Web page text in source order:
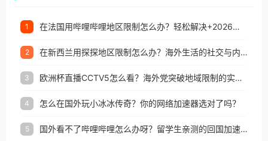
1 在法国用哔哩哔哩地区限制怎么办？轻松解决+2026世界杯看球攻略
2 在新西兰用探探地区限制怎么办？海外生活的社交与内容之困
3 欧洲杯直播CCTV5怎么看？海外党突破地域限制的实用指南
4 怎么在国外玩小冰冰传奇？你的网络加速器选对了吗？
5 国外看不了哔哩哔哩怎么办呀？留学生亲测的回国加速全攻略（含酷我音乐渤海银行解决方法）